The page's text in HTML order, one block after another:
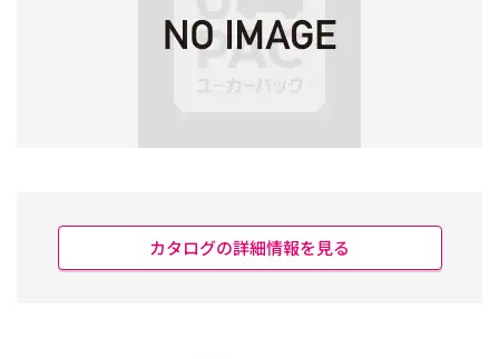
カタログの詳細情報を見る